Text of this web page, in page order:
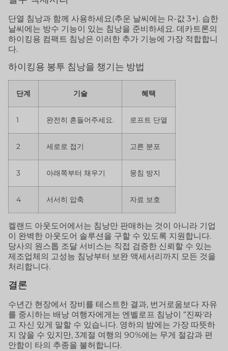
단열 침낭과 함께 사용하세요(추운 날씨에는 R-값 3+). 습한
날씨에는 방수 기능이 있는 침낭을 준비하세요. 데카트론의
하이킹용 컴팩트 침낭은 이러한 추가 기능에 가장 적합합니
다.
하이킹용 봉투 침낭을 챙기는 방법
단계 기술 혜택
1 완전히 흔들어주세요. 로프트 단열
2 세로로 접기 고른 분포
3 아래쪽부터 채우기 뭉침 방지
4 서서히 압축 자료 보호
켈랜드 아웃도어에서는 침낭만 판매하는 것이 아니라 기업
이 완벽한 아웃도어 솔루션을 구할 수 있도록 지원합니다.
당사의 원스톱 조달 서비스는 직접 검증한 신뢰할 수 있는
제조업체의 고성능 침낭부터 보완 액세서리까지 모든 것을
처리합니다.
결론
수년간 현장에서 장비를 테스트한 결과, 번거로움보다 자유
를 중시하는 배낭 여행자에게는 엔벨로프 침낭이 “진짜'라
고 자신 있게 말할 수 있습니다. 영하의 밤에는 가장 따뜻하
지 않을 수 있지만, 3계절 여행의 90%에는 무게 절감과 편
안함이 타의 추종을 불허합니다.